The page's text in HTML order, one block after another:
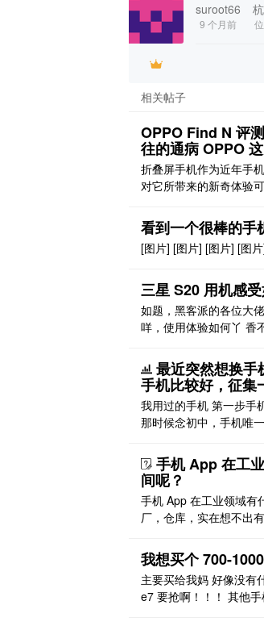
suroot66
9 个月前
相关帖子
OPPO Find N 评
往的通病 OPPO
折叠屏手机作为近年手
对它所带来的新奇体验
是，每当我向身边的朋
会听到对方拒绝的答覆
发现人们不愿购买折叠
途这四方面。 OPPO 折
看到一个很棒的手
[图片] [图片] [图片] [图
三星 S20 用机感
如题，黑客派的各位大
咩，使用体验如何丫 香
手宝最近突然想换手
手机比较好，征集
我用过的手机 第一步手
那时候念初中，手机唯
还没有这么普及 第二部
价值 1100 大洋 真正意
的手机我老姐送的），
的零花钱买了一部手机
手机 App 在工
间呢？
手机 App 在工业领域有
厂，仓库，实在想不出
业领域是不是也可以出
级 App 呢，如果可以的
的功能，又该满足什么
p 具备哪种功能才能满足
我想买个 700-
主要买给我妈 好像没有
e7 要抢啊！！！ 其他